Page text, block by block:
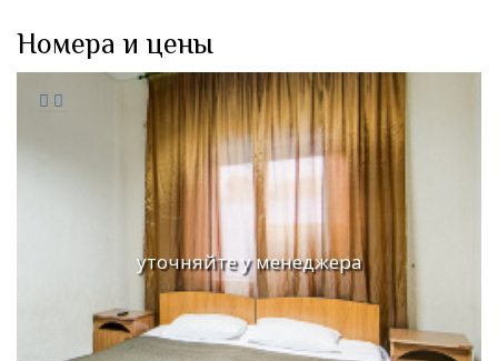
Номера и цены
уточняйте у менеджера